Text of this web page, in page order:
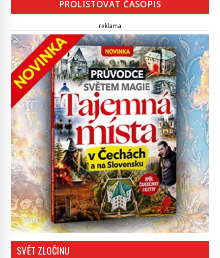
PROLISTOVAT ČASOPIS
reklama
SVĚT ZLOČINU